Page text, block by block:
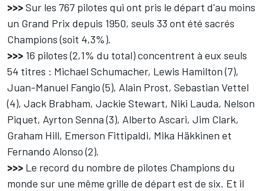
>>>Sur les 767 pilotes qui ont pris le départ d'au moins
un Grand Prix depuis 1950, seuls 33 ont été sacrés
Champions (soit 4,3%).
>>> 16 pilotes (2,1% du total) concentrent à eux seuls
54 titres : Michael Schumacher, Lewis Hamilton (7),
Juan-Manuel Fangio (5), Alain Prost, Sebastian Vettel
(4), Jack Brabham, Jackie Stewart, Niki Lauda, Nelson
Piquet, Ayrton Senna (3), Alberto Ascari, Jim Clark,
Graham Hill, Emerson Fittipaldi, Mika Häkkinen et
Fernando Alonso (2).
>>> Le record du nombre de pilotes Champions du
monde sur une même grille de départ est de six. Et il